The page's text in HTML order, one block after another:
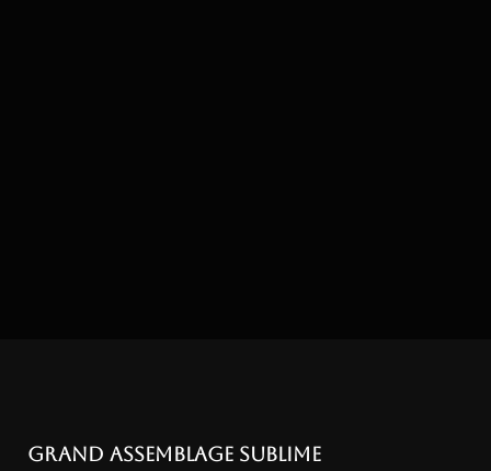
Grand Assemblage Sublime